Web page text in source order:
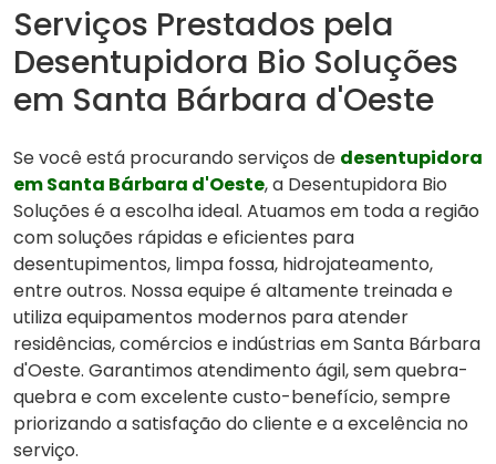
Serviços Prestados pela
Desentupidora Bio Soluções
em Santa Bárbara d'Oeste
Se você está procurando serviços de desentupidora
em Santa Bárbara d'Oeste, a Desentupidora Bio
Soluções é a escolha ideal. Atuamos em toda a região
com soluções rápidas e eficientes para
desentupimentos, limpa fossa, hidrojateamento,
entre outros. Nossa equipe é altamente treinada e
utiliza equipamentos modernos para atender
residências, comércios e indústrias em Santa Bárbara
d'Oeste. Garantimos atendimento ágil, sem quebra-
quebra e com excelente custo-benefício, sempre
priorizando a satisfação do cliente e a excelência no
serviço.